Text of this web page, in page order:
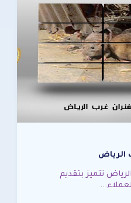
الرياض
تتميز بتقديم